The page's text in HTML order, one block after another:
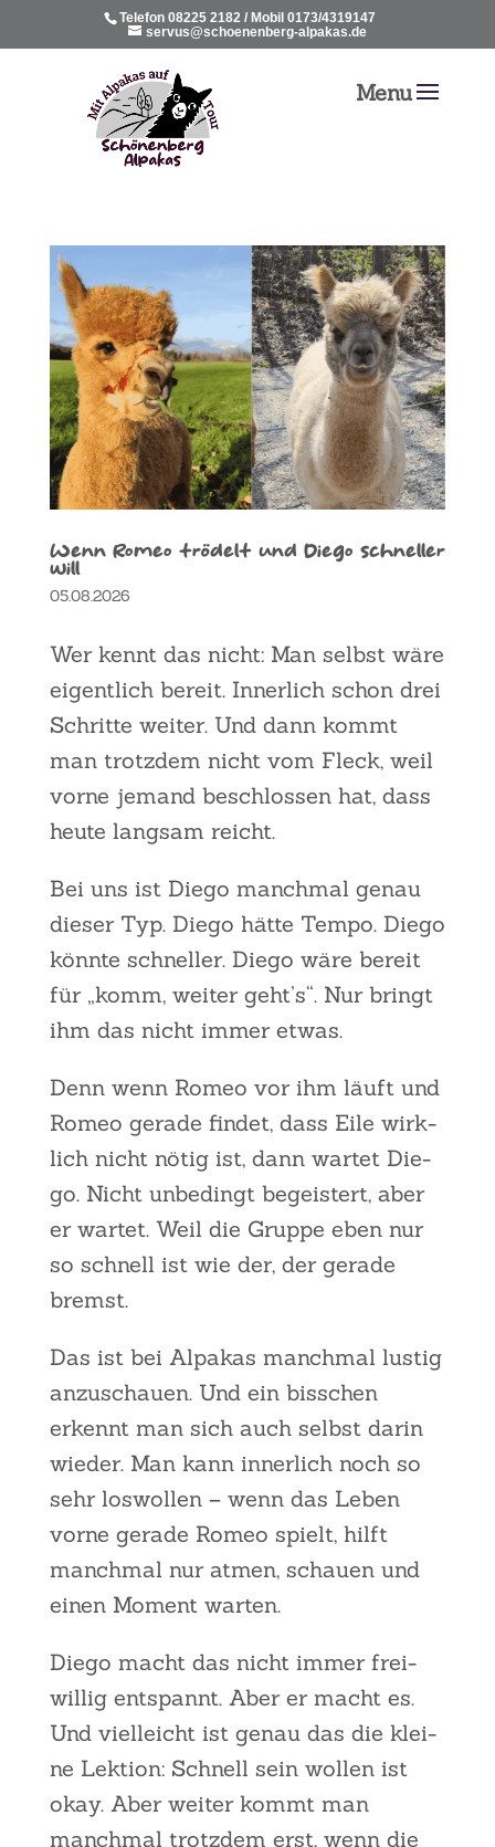
Telefon 08225 2182 / Mobil 0173/4319147
servus@schoenenberg-alpakas.de
Wenn Romeo trö­delt und Die­go schnel­ler
will
05.08.2026
Wer kennt das nicht: Man selbst wäre
eigent­lich bereit. Inner­lich schon drei
Schrit­te wei­ter. Und dann kommt
man trotz­dem nicht vom Fleck, weil
vor­ne jemand beschlos­sen hat, dass
heu­te lang­sam reicht.
Bei uns ist Die­go manch­mal genau
die­ser Typ. Die­go hät­te Tem­po. Die­go
könn­te schnel­ler. Die­go wäre bereit
für „komm, wei­ter geht’s“. Nur bringt
ihm das nicht immer etwas.
Denn wenn Romeo vor ihm läuft und
Romeo gera­de fin­det, dass Eile wirk­
lich nicht nötig ist, dann war­tet Die­
go. Nicht unbe­dingt begeis­tert, aber
er war­tet. Weil die Grup­pe eben nur
so schnell ist wie der, der gera­de
bremst.
Das ist bei Alpa­kas manch­mal lus­tig
anzu­schau­en. Und ein biss­chen
erkennt man sich auch selbst dar­in
wie­der. Man kann inner­lich noch so
sehr los­wol­len – wenn das Leben
vor­ne gera­de Romeo spielt, hilft
manch­mal nur atmen, schau­en und
einen Moment war­ten.
Die­go macht das nicht immer frei­
wil­lig ent­spannt. Aber er macht es.
Und viel­leicht ist genau das die klei­
ne Lek­ti­on: Schnell sein wol­len ist
okay. Aber wei­ter kommt man
manch­mal trotz­dem erst, wenn die